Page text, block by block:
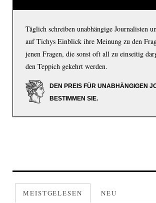
Täglich schreiben unabhängige Journalisten
auf Tichys Einblick ihre Meinung zu den
jenen Fragen, die sonst oft all zu einseitig
den Teppich gekehrt werden.
DEN PREIS FÜR UNABHÄNGIGEN
BESTIMMEN SIE.
MEISTGELESEN NEU